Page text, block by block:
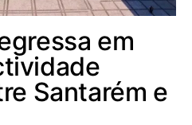
em
Santarém e